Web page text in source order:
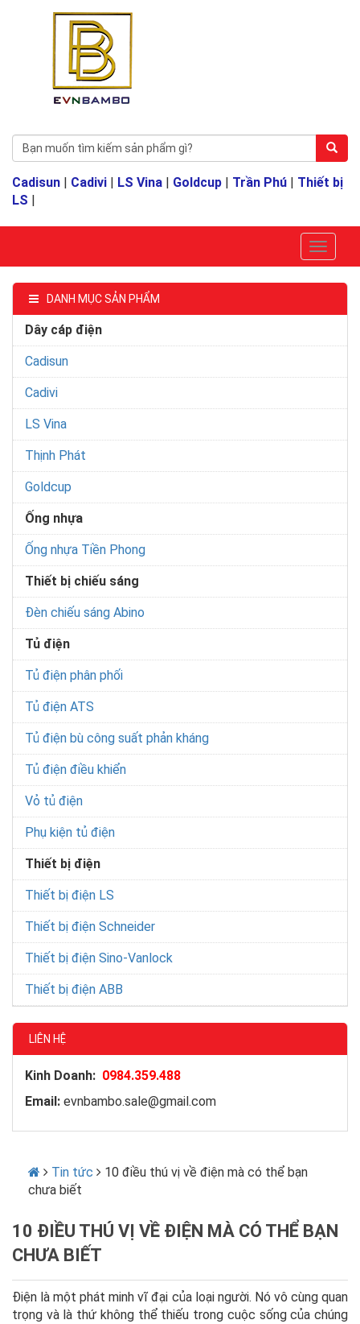
Cadisun | Cadivi | LS Vina | Goldcup | Trần Phú | Thiết bị
LS |
DANH MỤC SẢN PHẨM
Dây cáp điện
Cadisun
Cadivi
LS Vina
Thịnh Phát
Goldcup
Ống nhựa
Ống nhựa Tiền Phong
Thiết bị chiếu sáng
Đèn chiếu sáng Abino
Tủ điện
Tủ điện phân phối
Tủ điện ATS
Tủ điện bù công suất phản kháng
Tủ điện điều khiển
Vỏ tủ điện
Phụ kiện tủ điện
Thiết bị điện
Thiết bị điện LS
Thiết bị điện Schneider
Thiết bị điện Sino-Vanlock
Thiết bị điện ABB
LIÊN HỆ
Kinh Doanh: 0984.359.488
Email: evnbambo.sale@gmail.com
Tin tức
10 điều thú vị về điện mà có thể bạn
chưa biết
10 ĐIỀU THÚ VỊ VỀ ĐIỆN MÀ CÓ THỂ BẠN
CHƯA BIẾT
Điện là một phát minh vĩ đại của loại người. Nó vô cùng quan
trọng và là thứ không thể thiếu trong cuộc sống của chúng